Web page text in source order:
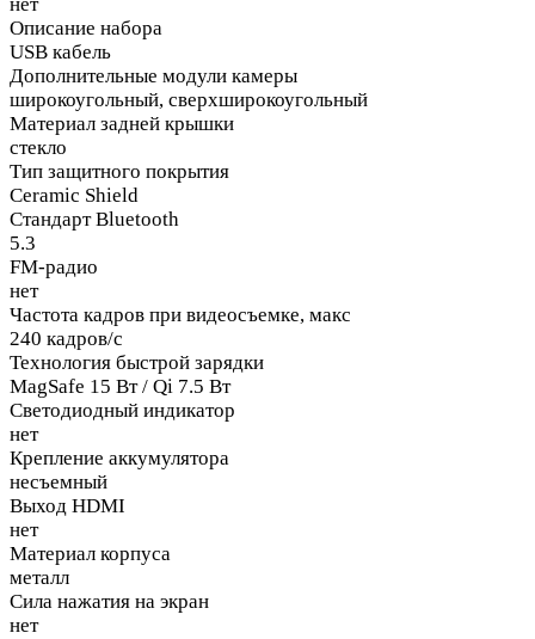
нет
Описание набора
USB кабель
Дополнительные модули камеры
широкоугольный, сверхширокоугольный
Материал задней крышки
стекло
Тип защитного покрытия
Ceramic Shield
Стандарт Bluetooth
5.3
FM-радио
нет
Частота кадров при видеосъемке, макс
240 кадров/с
Технология быстрой зарядки
MagSafe 15 Вт / Qi 7.5 Вт
Светодиодный индикатор
нет
Крепление аккумулятора
несъемный
Выход HDMI
нет
Материал корпуса
металл
Сила нажатия на экран
нет